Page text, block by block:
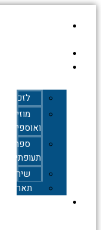
דילוג
לזכרם
מוזיאונים
ואוספים
ספרות
תעופתית
שירים
תאריכים